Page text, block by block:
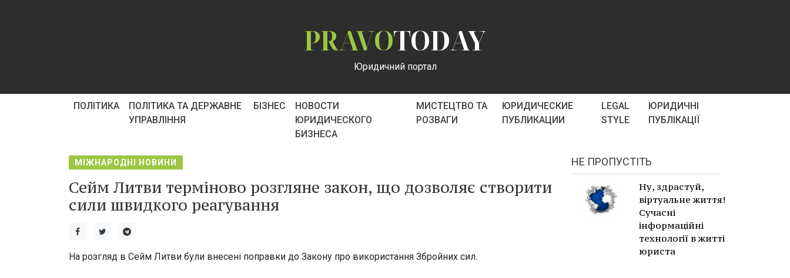
PRAVOTODAY
Юридичний портал
ПОЛІТИКА
ПОЛІТИКА ТА ДЕРЖАВНЕ
УПРАВЛІННЯ
БІЗНЕС
НОВОСТИ
ЮРИДИЧЕСКОГО
БИЗНЕСА
МИСТЕЦТВО ТА
РОЗВАГИ
ЮРИДИЧЕСКИЕ
ПУБЛИКАЦИИ
LEGAL
STYLE
ЮРИДИЧНІ
ПУБЛІКАЦІЇ
МІЖНАРОДНІ НОВИНИ
Сейм Литви терміново розгляне закон, що дозволяє створити
сили швидкого реагування
На розгляд в Сейм Литви були внесені поправки до Закону про використання Збройних сил.
НЕ ПРОПУСТІТЬ
Ну, здрастуй,
віртуальне життя!
Сучасні
інформаційні
технології в житті
юриста